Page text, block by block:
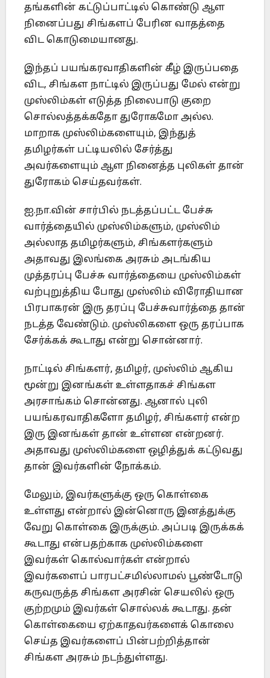
தங்களின் கட்டுப்பாட்டில் கொண்டு ஆள
நினைப்பது சிங்களப் பேரின வாதத்தை
விட கொடுமையானது.
இந்தப் பயங்கரவாதிகளின் கீழ் இருப்பதை
விட, சிங்கள நாட்டில் இருப்பது மேல் என்று
முஸ்லிம்கள் எடுத்த நிலைபாடு குறை
சொல்லத்தக்கதோ துரோகமோ அல்ல.
மாறாக முஸ்லிம்களையும், இந்துத்
தமிழர்கள் பட்டியலில் சேர்த்து
அவர்களையும் ஆள நினைத்த புலிகள் தான்
துரோகம் செய்தவர்கள்.
ஐ.நா.வின் சார்பில் நடத்தப்பட்ட பேச்சு
வார்த்தையில் முஸ்லிம்களும், முஸ்லிம்
அல்லாத தமிழர்களும், சிங்களர்களும்
அதாவது இலங்கை அரசும் அடங்கிய
முத்தரப்பு பேச்சு வார்த்தையை முஸ்லிம்கள்
வற்புறுத்திய போது முஸ்லிம் விரோதியான
பிரபாகரன் இரு தரப்பு பேச்சுவார்த்தை தான்
நடத்த வேண்டும். முஸ்லிகளை ஒரு தரப்பாக
சேர்க்கக் கூடாது என்று சொன்னார்.
நாட்டில் சிங்களர், தமிழர், முஸ்லிம் ஆகிய
மூன்று இனங்கள் உள்ளதாகச் சிங்கள
அரசாங்கம் சொன்னது. ஆனால் புலி
பயங்கரவாதிகளோ தமிழர், சிங்களர் என்ற
இரு இனங்கள் தான் உள்ளன என்றனர்.
அதாவது முஸ்லிம்களை ஒழித்துக் கட்டுவது
தான் இவர்களின் நோக்கம்.
மேலும், இவர்களுக்கு ஒரு கொள்கை
உள்ளது என்றால் இன்னொரு இனத்துக்கு
வேறு கொள்கை இருக்கும். அப்படி இருக்கக்
கூடாது என்பதற்காக முஸ்லிம்களை
இவர்கள் கொல்வார்கள் என்றால்
இவர்களைப் பாரபட்சமில்லாமல் பூண்டோடு
கருவருத்த சிங்கள அரசின் செயலில் ஒரு
குற்றமும் இவர்கள் சொல்லக் கூடாது. தன்
கொள்கையை ஏற்காதவர்களைக் கொலை
செய்த இவர்களைப் பின்பற்றித்தான்
சிங்கள அரசும் நடந்துள்ளது.